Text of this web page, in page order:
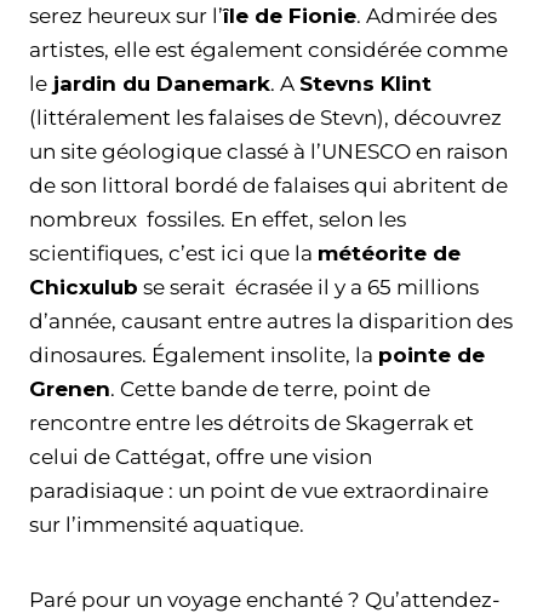
serez heureux sur l’île de Fionie. Admirée des
artistes, elle est également considérée comme
le jardin du Danemark. A Stevns Klint
(littéralement les falaises de Stevn), découvrez
un site géologique classé à l’UNESCO en raison
de son littoral bordé de falaises qui abritent de
nombreux fossiles. En effet, selon les
scientifiques, c’est ici que la météorite de
Chicxulub se serait écrasée il y a 65 millions
d’année, causant entre autres la disparition des
dinosaures. Également insolite, la pointe de
Grenen. Cette bande de terre, point de
rencontre entre les détroits de Skagerrak et
celui de Cattégat, offre une vision
paradisiaque : un point de vue extraordinaire
sur l’immensité aquatique.
Paré pour un voyage enchanté ? Qu’attendez-